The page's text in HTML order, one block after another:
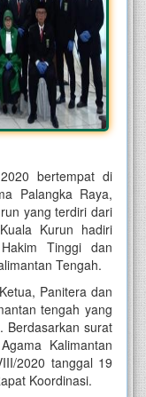
bertempat di
Palangka Raya,
yang terdiri dari
Kurun hadiri
Tinggi dan
Tengah.
Panitera dan
tengah yang
Berdasarkan surat
Kalimantan
2020 tanggal 19
Koordinasi.